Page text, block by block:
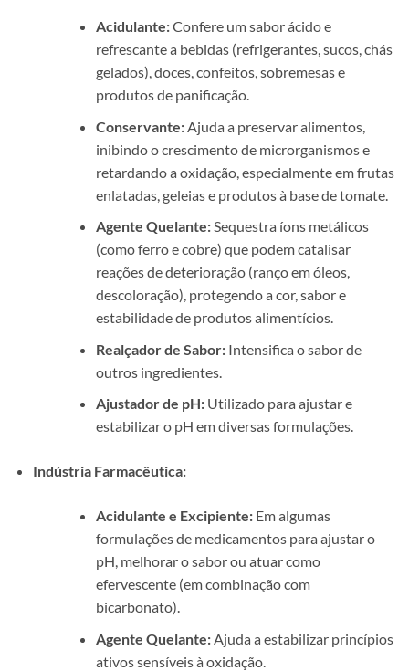
Acidulante:Confere um sabor ácido e
refrescante a bebidas (refrigerantes, sucos, chás
gelados), doces, confeitos, sobremesas e
produtos de panificação.
Conservante:Ajuda a preservar alimentos,
inibindo o crescimento de microrganismos e
retardando a oxidação, especialmente em frutas
enlatadas, geleias e produtos à base de tomate.
Agente Quelante:Sequestra íons metálicos
(como ferro e cobre) que podem catalisar
reações de deterioração (ranço em óleos,
descoloração), protegendo a cor, sabor e
estabilidade de produtos alimentícios.
Realçador de Sabor:Intensifica o sabor de
outros ingredientes.
Ajustador de pH:Utilizado para ajustar e
estabilizar o pH em diversas formulações.
Indústria Farmacêutica:
Acidulante e Excipiente:Em algumas
formulações de medicamentos para ajustar o
pH, melhorar o sabor ou atuar como
efervescente (em combinação com
bicarbonato).
Agente Quelante:Ajuda a estabilizar princípios
ativos sensíveis à oxidação.